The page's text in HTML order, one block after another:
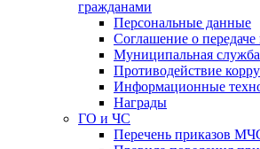
гражданами
Персональные данные
Соглашение о
Муниципальная служба
Противодействие
Информационные
Награды
ГО и ЧС
Перечень приказов